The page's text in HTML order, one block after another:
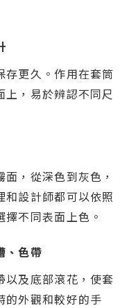
存更久。作用在套筒
上，易於辨認不同尺
面，從深色到灰色，
和設計師都可以依照
擇不同表面上色。
、色帶
以及底部滾花，使套
的外觀和較好的手